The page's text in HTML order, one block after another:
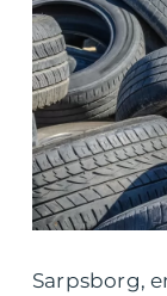
Sarpsborg,